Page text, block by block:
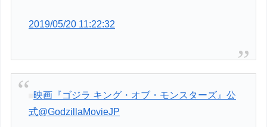
2019/05/20 11:22:32
映画『ゴジラ キング・オブ・モンスターズ』公
式@GodzillaMovieJP